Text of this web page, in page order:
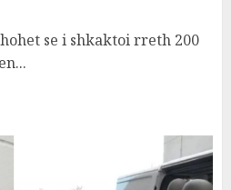
se i shkaktoi rreth 200